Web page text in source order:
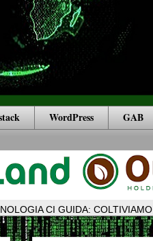
WordPress GAB
CI GUIDA: